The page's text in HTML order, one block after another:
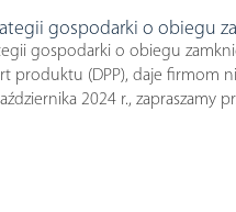
gospodarki o obiegu
gospodarki o obiegu
produktu (DPP), daje
2024 r.,